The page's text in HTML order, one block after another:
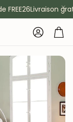
Livraison
Compte